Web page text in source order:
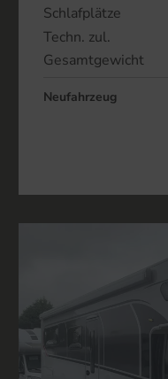
Schlafplätze
Techn. zul.
Gesamtgewicht
Neufahrzeug